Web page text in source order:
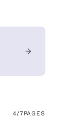
4/7PAGES